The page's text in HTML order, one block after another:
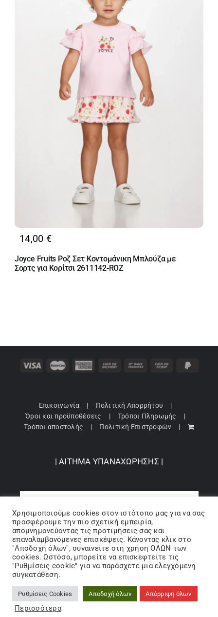
14,00 €
Joyce Fruits Ροζ Σετ Κοντομάνικη Μπλούζα με
Σορτς για Κορίτσι 2611142-ROZ
Επικοινωνία
Πολιτική Απορρήτου
Όροι και προϋποθέσεις
Τρόποι Πληρωμής
Τρόποι αποστολής
Πολιτική Επιστροφών
| ΑΙΤΗΜΑ ΥΠΑΝΑΧΩΡΗΣΗΣ |
Copyright 2024 © Barbopoulos store - All Rights Reserved |
Χρησιμοποιούμε cookies στον ιστότοπo μας για να σας
προσφέρουμε την πιο σχετική εμπειρία,
απομνημονεύοντας τις προτιμήσεις σας και
επαναλαμβανόμενες επισκέψεις. Κάνοντας κλικ στο
"Αποδοχή όλων", συναινείτε στη χρήση ΟΛΩΝ των
cookies. Ωστόσο, μπορείτε να επισκεφτείτε τις
"Ρυθμίσεις cookie" για να παράσχετε μια ελεγχόμενη
συγκατάθεση.
Ρυθμίσεις Cookies Αποδοχή όλων Απόρριψη όλων
Περισσότερα